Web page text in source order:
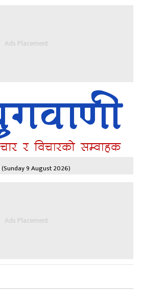
Ads Placement
(Sunday 9 August 2026)
Ads Placement